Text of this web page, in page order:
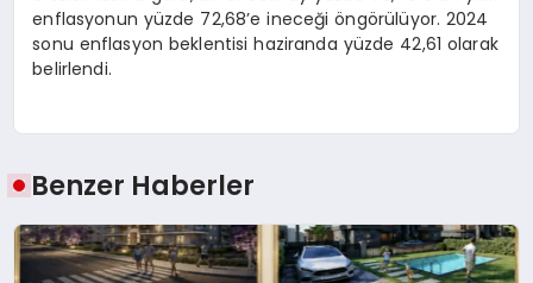
enflasyonun yüzde 72,68’e ineceği öngörülüyor. 2024
sonu enflasyon beklentisi haziranda yüzde 42,61 olarak
belirlendi.
Benzer Haberler